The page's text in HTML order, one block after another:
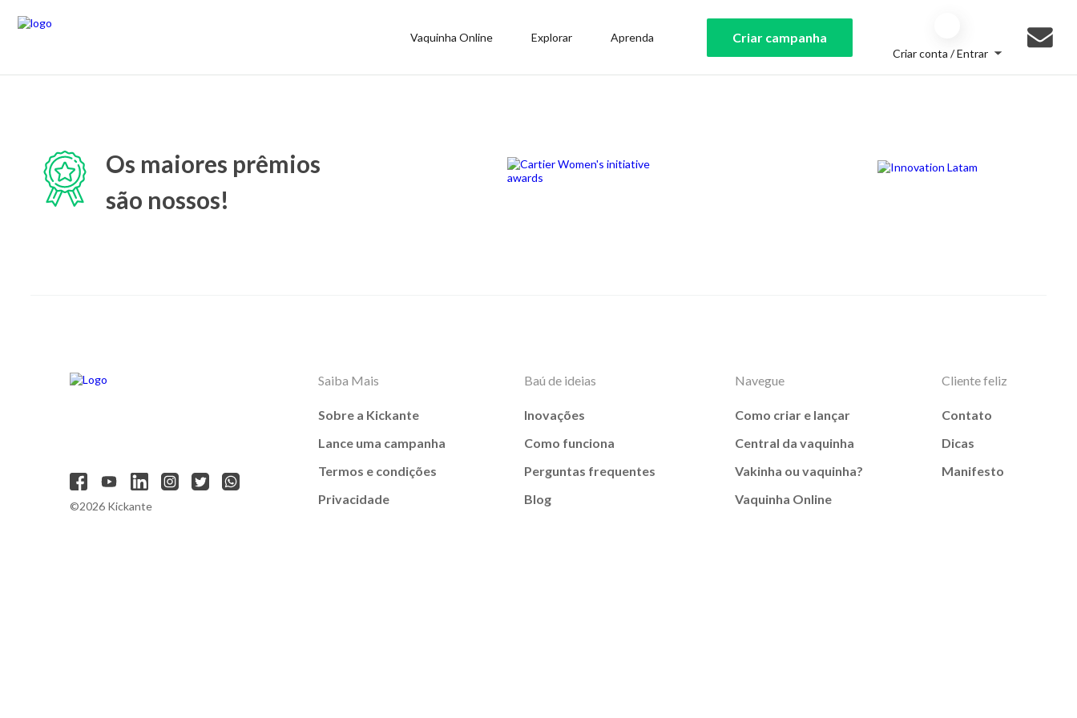
Vaquinha Online Explorar Aprenda Criar campanha
Criar conta / Entrar
Os maiores prêmios
são nossos!
©2026 Kickante
Saiba Mais
Sobre a Kickante
Lance uma campanha
Termos e condições
Privacidade
Baú de ideias
Inovações
Como funciona
Perguntas frequentes
Blog
Navegue
Como criar e lançar
Central da vaquinha
Vakinha ou vaquinha?
Vaquinha Online
Cliente feliz
Contato
Dicas
Manifesto